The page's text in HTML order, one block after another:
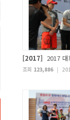
[2017] 2017 대
조회 123,886 |